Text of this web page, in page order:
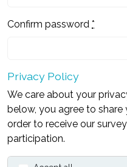
Confirm password *
Privacy Policy
We care about your
below, you agree to
order to receive our
participation.